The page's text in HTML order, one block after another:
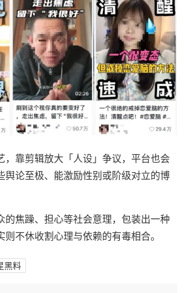
靠剪辑放大「人设」争议，平台也会
舆论至极、能激励性别或阶级对立的博
焦躁、担心等社会意理，包装出一种
不休收割心理与依赖的有毒相合。
黑料